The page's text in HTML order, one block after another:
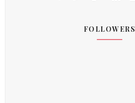
FOLLOWERS